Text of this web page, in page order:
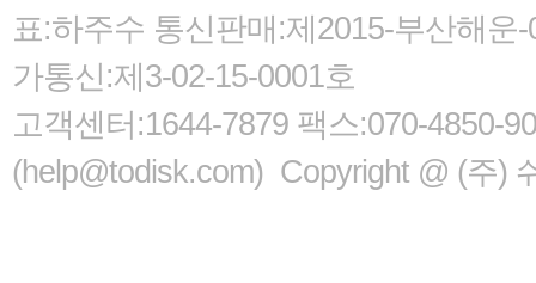
표:하주수 통신판매:제2015-부산해
가통신:제3-02-15-0001호
고객센터:1644-7879 팩스:070-4850-
(help@todisk.com) Copyright @ (주)